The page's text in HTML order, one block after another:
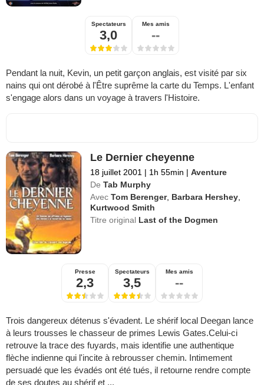
Spectateurs
3,0
Mes amis
--
Pendant la nuit, Kevin, un petit garçon anglais, est visité par six
nains qui ont dérobé à l'Être suprême la carte du Temps. L'enfant
s'engage alors dans un voyage à travers l'Histoire.
Le Dernier cheyenne
18 juillet 2001 | 1h 55min | Aventure
De Tab Murphy
Avec Tom Berenger, Barbara Hershey
Kurtwood Smith
Titre original Last of the Dogmen
Presse
2,3
Spectateurs
3,5
Mes amis
--
Trois dangereux détenus s'évadent. Le shérif local Deegan lance
à leurs trousses le chasseur de primes Lewis Gates.Celui-ci
retrouve la trace des fuyards, mais identifie une authentique
flèche indienne qui l'incite à rebrousser chemin. Intimement
persuadé que les évadés ont été tués, il retourne rendre compte
de ses doutes au shérif et ...